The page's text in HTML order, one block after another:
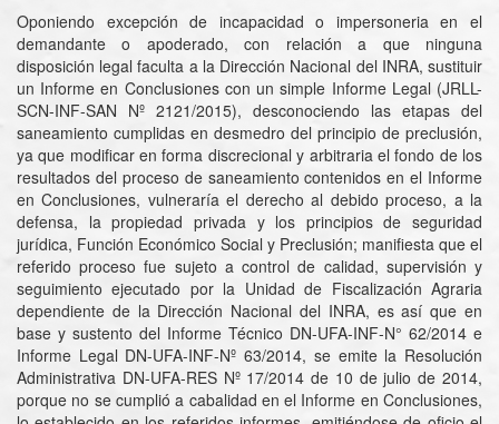
Oponiendo excepción de incapacidad o impersoneria en el
demandante o apoderado, con relación a que ninguna
disposición legal faculta a la Dirección Nacional del INRA, sustituir
un Informe en Conclusiones con un simple Informe Legal (JRLL-
SCN-INF-SAN Nº 2121/2015), desconociendo las etapas del
saneamiento cumplidas en desmedro del principio de preclusión,
ya que modificar en forma discrecional y arbitraria el fondo de los
resultados del proceso de saneamiento contenidos en el Informe
en Conclusiones, vulneraría el derecho al debido proceso, a la
defensa, la propiedad privada y los principios de seguridad
jurídica, Función Económico Social y Preclusión; manifiesta que el
referido proceso fue sujeto a control de calidad, supervisión y
seguimiento ejecutado por la Unidad de Fiscalización Agraria
dependiente de la Dirección Nacional del INRA, es así que en
base y sustento del Informe Técnico DN-UFA-INF-N° 62/2014 e
Informe Legal DN-UFA-INF-Nº 63/2014, se emite la Resolución
Administrativa DN-UFA-RES Nº 17/2014 de 10 de julio de 2014,
porque no se cumplió a cabalidad en el Informe en Conclusiones,